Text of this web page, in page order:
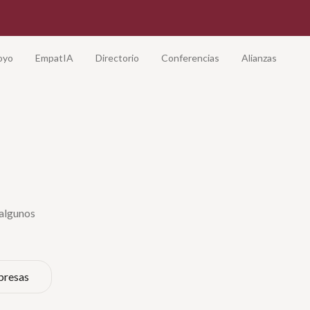
EmpatIA Directorio Conferencias Alianzas